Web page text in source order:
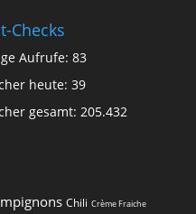
Checks
Aufrufe: 83
heute: 39
gesamt: 205.432
Chili Crème Fraiche